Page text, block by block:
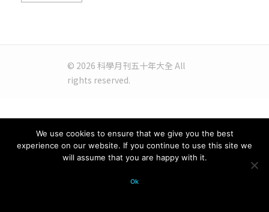
© 2026 科學月刊五十年大全 All
rights reserved.
We use cookies to ensure that we give you the best
experience on our website. If you continue to use this site we
will assume that you are happy with it.
Ok